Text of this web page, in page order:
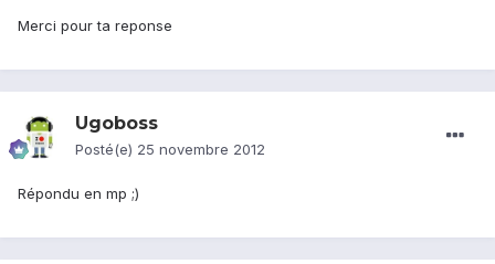
Merci pour ta reponse
Ugoboss
Posté(e) 25 novembre 2012
Répondu en mp ;)